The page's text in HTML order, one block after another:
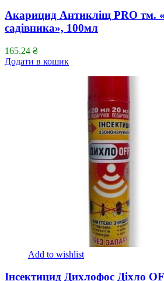
Акарицид Антикліщ PRO тм.
садівника», 100мл
165.24 ₴
Додати в кошик
Add to wishlist
Інсектицид Дихлофос Діхло